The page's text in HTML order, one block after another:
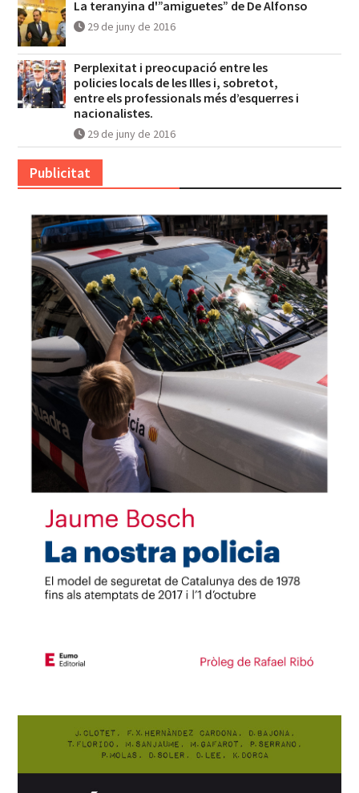
La teranyina d'”amiguetes” de De Alfonso
29 de juny de 2016
Perplexitat i preocupació entre les
policies locals de les Illes i, sobretot,
entre els professionals més d’esquerres i
nacionalistes.
29 de juny de 2016
Publicitat